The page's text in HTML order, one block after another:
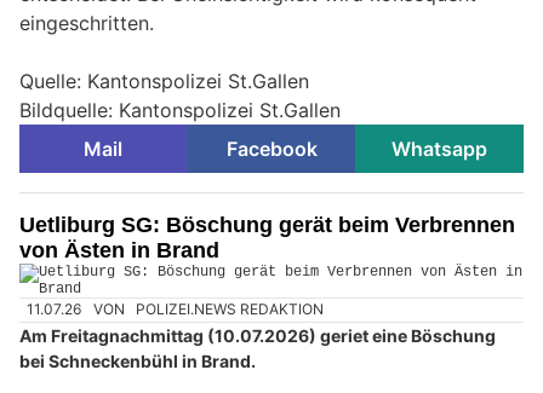
eingeschritten.
Quelle: Kantonspolizei St.Gallen
Bildquelle: Kantonspolizei St.Gallen
Mail
Facebook Whatsapp
Uetliburg SG: Böschung gerät beim Verbrennen
von Ästen in Brand
11.07.26 VON POLIZEI.NEWS REDAKTION
Am Freitagnachmittag (10.07.2026) geriet eine Böschung
bei Schneckenbühl in Brand.